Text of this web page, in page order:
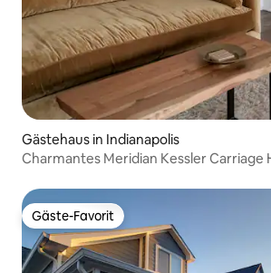
Gästehaus in Indianapolis
Charmantes Meridian Kessler Carriage
Gäste-Favorit
Gäste-Favorit